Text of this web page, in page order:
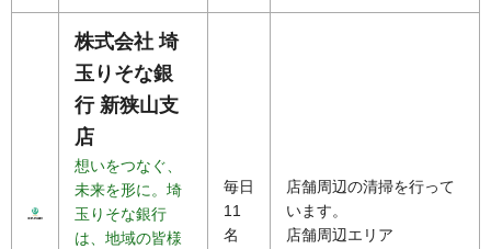
株式会社 埼
玉りそな銀
行 新狭山支
店
想いをつなぐ、
未来を形に。埼
玉りそな銀行
は、地域の皆様
毎日
11
名
店舗周辺の清掃を行って
います。
店舗周辺エリア